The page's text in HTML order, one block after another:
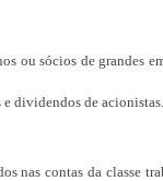
ou sócios de grandes
dividendos de acionistas.
nas contas da classe